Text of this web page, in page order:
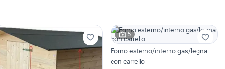
5
Forno esterno/interno gas/legna
con carrello